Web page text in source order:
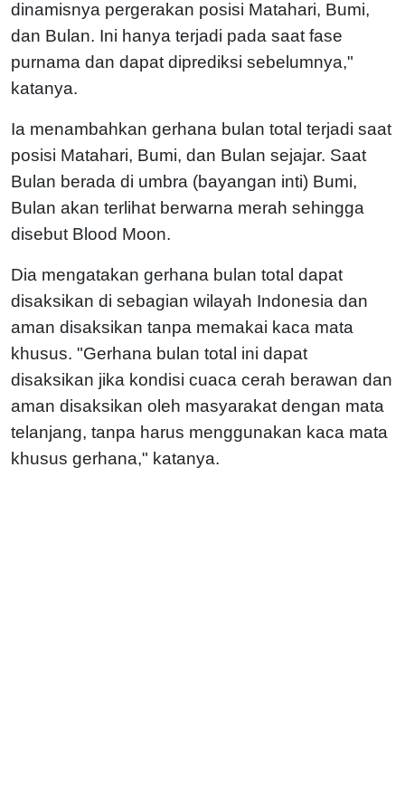
dinamisnya pergerakan posisi Matahari, Bumi,
dan Bulan. Ini hanya terjadi pada saat fase
purnama dan dapat diprediksi sebelumnya,"
katanya.
Ia menambahkan gerhana bulan total terjadi saat
posisi Matahari, Bumi, dan Bulan sejajar. Saat
Bulan berada di umbra (bayangan inti) Bumi,
Bulan akan terlihat berwarna merah sehingga
disebut Blood Moon.
Dia mengatakan gerhana bulan total dapat
disaksikan di sebagian wilayah Indonesia dan
aman disaksikan tanpa memakai kaca mata
khusus. "Gerhana bulan total ini dapat
disaksikan jika kondisi cuaca cerah berawan dan
aman disaksikan oleh masyarakat dengan mata
telanjang, tanpa harus menggunakan kaca mata
khusus gerhana," katanya.